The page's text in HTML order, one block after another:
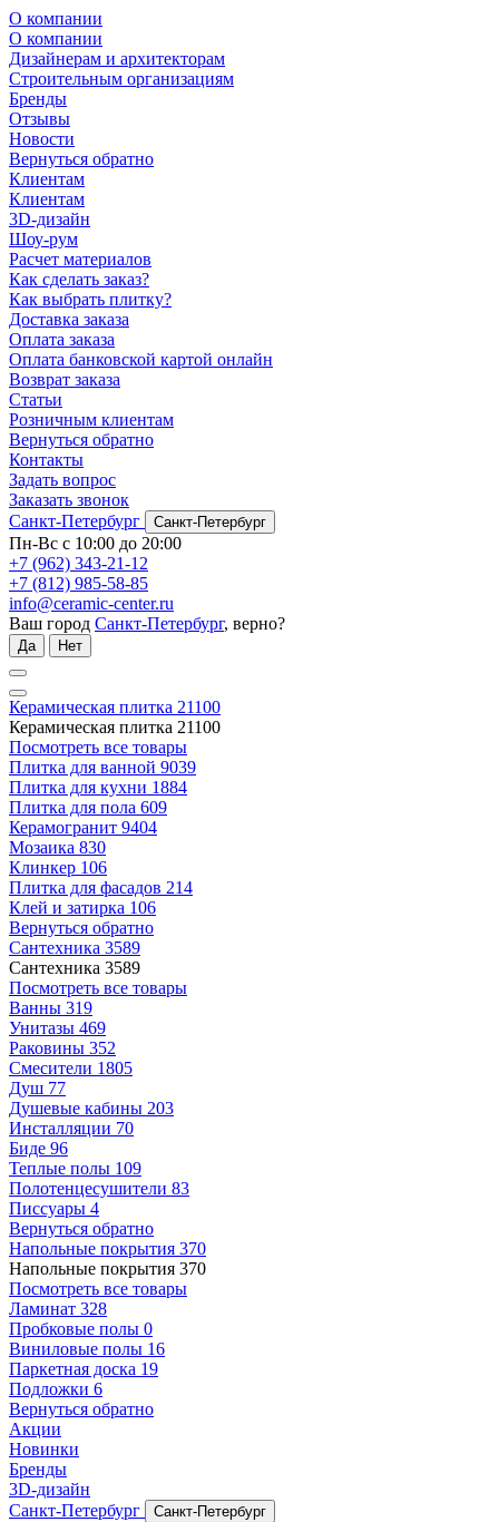
О компании
О компании
Дизайнерам и архитекторам
Строительным организациям
Бренды
Отзывы
Новости
Вернуться обратно
Клиентам
Клиентам
3D-дизайн
Шоу-рум
Расчет материалов
Как сделать заказ?
Как выбрать плитку?
Доставка заказа
Оплата заказа
Оплата банковской картой онлайн
Возврат заказа
Статьи
Розничным клиентам
Вернуться обратно
Контакты
Задать вопрос
Заказать звонок
Санкт-Петербург
Санкт-Петербург
Пн-Вс с 10:00 до 20:00
+7 (962) 343-21-12
+7 (812) 985-58-85
info@ceramic-center.ru
Ваш город Санкт-Петербург, верно?
Да Нет
Керамическая плитка 21100
Керамическая плитка 21100
Посмотреть все товары
Плитка для ванной 9039
Плитка для кухни 1884
Плитка для пола 609
Керамогранит 9404
Мозаика 830
Клинкер 106
Плитка для фасадов 214
Клей и затирка 106
Вернуться обратно
Сантехника 3589
Сантехника 3589
Посмотреть все товары
Ванны 319
Унитазы 469
Раковины 352
Смесители 1805
Душ 77
Душевые кабины 203
Инсталляции 70
Биде 96
Теплые полы 109
Полотенцесушители 83
Писсуары 4
Вернуться обратно
Напольные покрытия 370
Напольные покрытия 370
Посмотреть все товары
Ламинат 328
Пробковые полы 0
Виниловые полы 16
Паркетная доска 19
Подложки 6
Вернуться обратно
Акции
Новинки
Бренды
3D-дизайн
Санкт-Петербург
Санкт-Петербург